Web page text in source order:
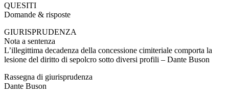
QUESITI
Domande & risposte
GIURISPRUDENZA
Nota a sentenza
L’illegittima decadenza della concessione cimiteriale comporta la
lesione del diritto di sepolcro sotto diversi profili – Dante Buson
Rassegna di giurisprudenza
Dante Buson